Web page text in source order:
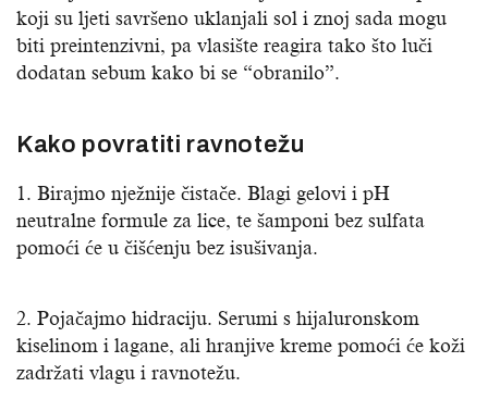
koji su ljeti savršeno uklanjali sol i znoj sada mogu
biti preintenzivni, pa vlasište reagira tako što luči
dodatan sebum kako bi se “obranilo”.
Kako povratiti ravnotežu
1. Birajmo nježnije čistače. Blagi gelovi i pH
neutralne formule za lice, te šamponi bez sulfata
pomoći će u čišćenju bez isušivanja.
2. Pojačajmo hidraciju. Serumi s hijaluronskom
kiselinom i lagane, ali hranjive kreme pomoći će koži
zadržati vlagu i ravnotežu.